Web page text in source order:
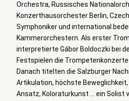
Orchestra, Russisches
Konzerthausorchester Berlin,
Symphoniker und international
Kammerorchestern. Als erster
interpretierte Gábor Boldoczki bei
Festspielen die Trompetenkonzerte
Danach titelten die Salzburger
Artikulation, höchste
Ansatz, Koloraturkunst … ein Solist